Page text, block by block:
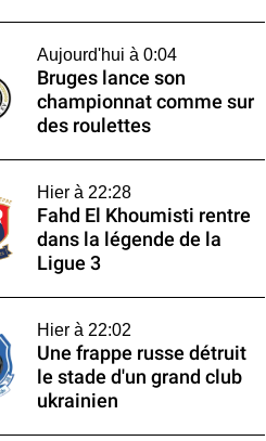
Aujourd'hui à 0:04
Bruges lance son
championnat comme sur
des roulettes
Hier à 22:28
Fahd El Khoumisti rentre
dans la légende de la
Ligue 3
Hier à 22:02
Une frappe russe détruit
le stade d'un grand club
ukrainien